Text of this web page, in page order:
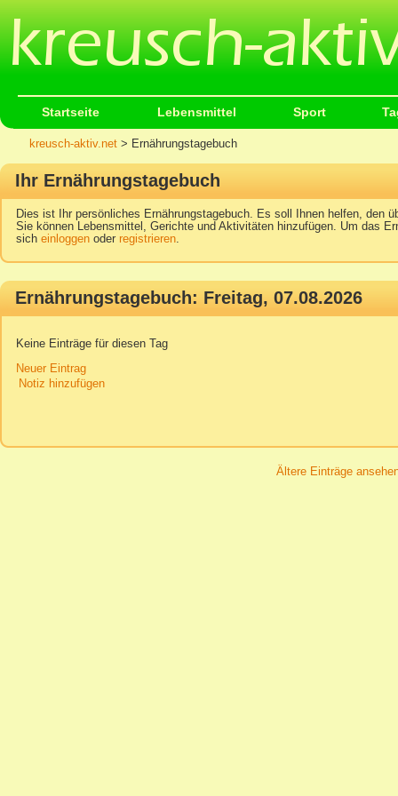
Startseite Lebensmittel Sport
kreusch-aktiv.net > Ernährungstagebuch
Ihr Ernährungstagebuch
Dies ist Ihr persönliches Ernährungstagebuch. Es soll Ihnen helfen, den
Sie können Lebensmittel, Gerichte und Aktivitäten hinzufügen. Um das
sich einloggen oder registrieren.
Ernährungstagebuch: Freitag, 07.08.2026
Keine Einträge für diesen Tag
Neuer Eintrag
Notiz hinzufügen
Ältere Einträge